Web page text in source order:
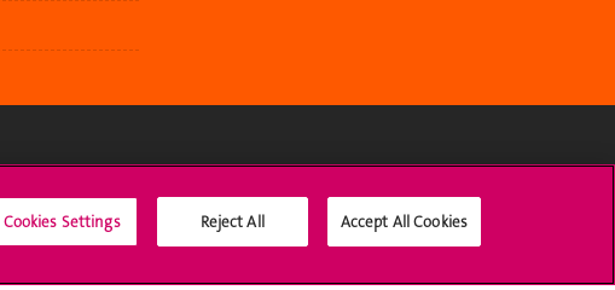
Cookies Settings Reject All Accept All Cookies